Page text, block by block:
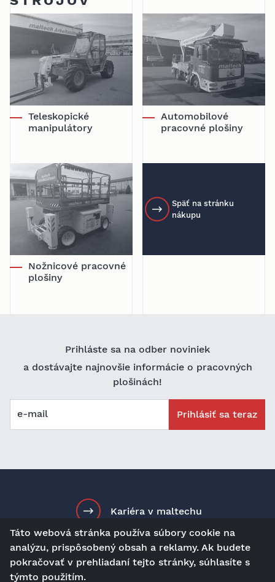
Teleskopické
manipulátory
Automobilové
pracovné plošiny
Nožnicové pracovné
plošiny
Späť na stránku
nákupu
Prihláste sa na odber noviniek
a dostávajte najnovšie informácie o pracovných
plošinách!
e-mail Prihlásiť sa teraz
Kariéra v maltechu
sk Kontakt Navštívte nás
Táto webová stránka používa súbory cookie na
analýzu, prispôsobený obsah a reklamy. Ak budete
pokračovať v prehliadaní tejto stránky, súhlasíte s
týmto použitím.